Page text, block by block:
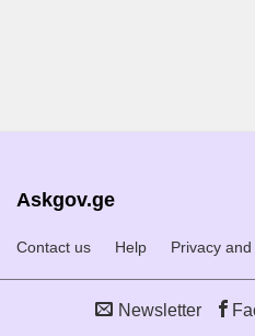
Askgov.ge
Contact us Help Privacy
Newsletter